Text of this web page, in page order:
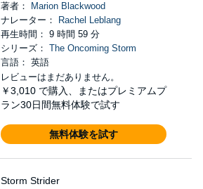
著者：
Marion Blackwood
ナレーター：
Rachel Leblang
再生時間： 9 時間 59 分
シリーズ： The Oncoming Storm
言語： 英語
レビューはまだありません。
￥3,010 で購入、またはプレミアムプ
ラン30日間無料体験で試す
無料体験を試す
Storm Strider